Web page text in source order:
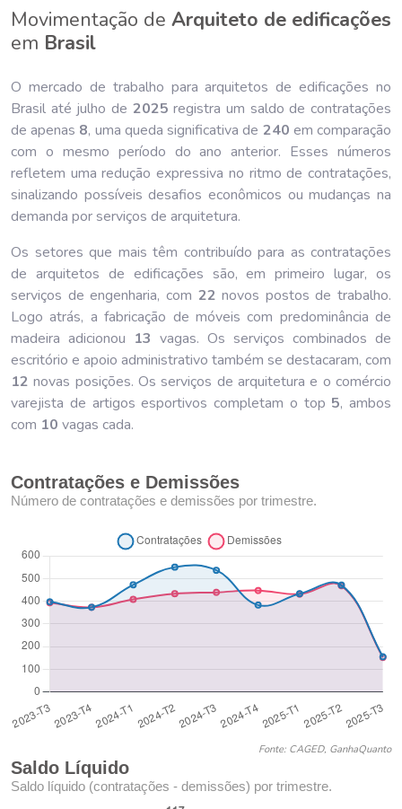
Movimentação de Arquiteto de edificações
em Brasil
O mercado de trabalho para arquitetos de edificações no
Brasil até julho de 2025 registra um saldo de contratações
de apenas 8, uma queda significativa de 240 em comparação
com o mesmo período do ano anterior. Esses números
refletem uma redução expressiva no ritmo de contratações,
sinalizando possíveis desafios econômicos ou mudanças na
demanda por serviços de arquitetura.
Os setores que mais têm contribuído para as contratações
de arquitetos de edificações são, em primeiro lugar, os
serviços de engenharia, com 22 novos postos de trabalho.
Logo atrás, a fabricação de móveis com predominância de
madeira adicionou 13 vagas. Os serviços combinados de
escritório e apoio administrativo também se destacaram, com
12 novas posições. Os serviços de arquitetura e o comércio
varejista de artigos esportivos completam o top 5, ambos
com 10 vagas cada.
Contratações e Demissões
Número de contratações e demissões por trimestre.
Fonte: CAGED, GanhaQuanto
Saldo Líquido
Saldo líquido (contratações - demissões) por trimestre.